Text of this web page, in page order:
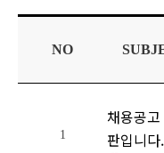
NO
1
채용공고
판입니다.